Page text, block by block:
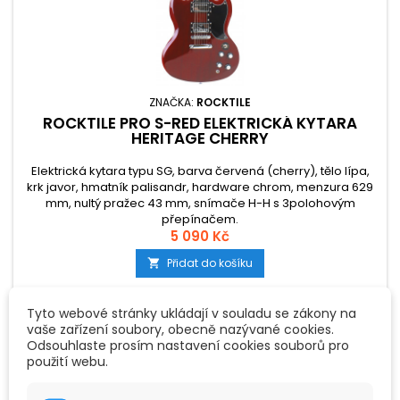
ZNAČKA: ROCKTILE
ROCKTILE PRO S-RED ELEKTRICKÁ KYTARA
HERITAGE CHERRY
Elektrická kytara typu SG, barva červená (cherry), tělo lípa,
krk javor, hmatník palisandr, hardware chrom, menzura 629
mm, nultý pražec 43 mm, snímače H-H s 3polohovým
přepínačem.
5 090 Kč
 Přidat do košíku
Tyto webové stránky ukládají v souladu se zákony na
vaše zařízení soubory, obecně nazývané cookies.
Odsouhlaste prosím nastavení cookies souborů pro
použití webu.